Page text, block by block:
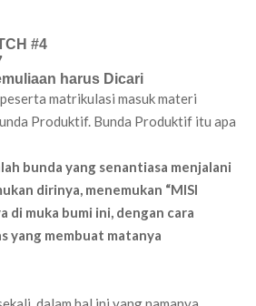
#4
harus Dicari
matrikulasi masuk materi
Produktif. Bunda Produktif itu apa
bunda yang senantiasa menjalani
dirinya, menemukan “MISI
di muka bumi ini, dengan cara
yang membuat matanya